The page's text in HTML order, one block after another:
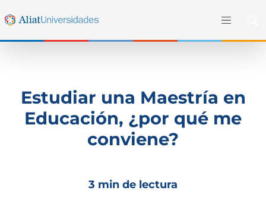
Estudiar una Maestría en
Educación, ¿por qué me
conviene?
3 min de lectura